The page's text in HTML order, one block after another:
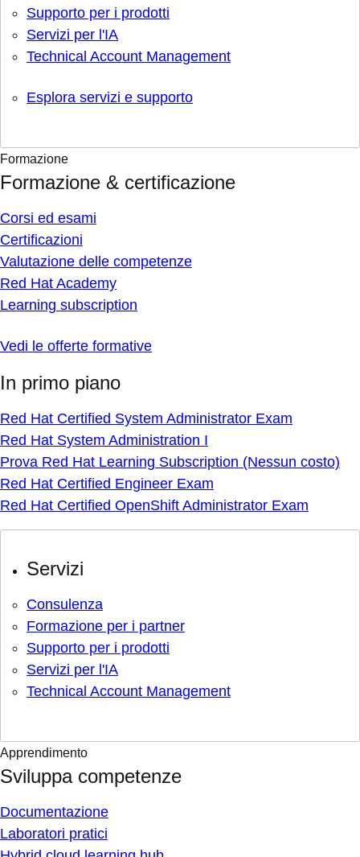
Supporto per i prodotti
Servizi per l'IA
Technical Account Management
Esplora servizi e supporto
Formazione
Formazione & certificazione
Corsi ed esami
Certificazioni
Valutazione delle competenze
Red Hat Academy
Learning subscription
Vedi le offerte formative
In primo piano
Red Hat Certified System Administrator Exam
Red Hat System Administration I
Prova Red Hat Learning Subscription (Nessun costo)
Red Hat Certified Engineer Exam
Red Hat Certified OpenShift Administrator Exam
Servizi
Consulenza
Formazione per i partner
Supporto per i prodotti
Servizi per l'IA
Technical Account Management
Apprendimento
Sviluppa competenze
Documentazione
Laboratori pratici